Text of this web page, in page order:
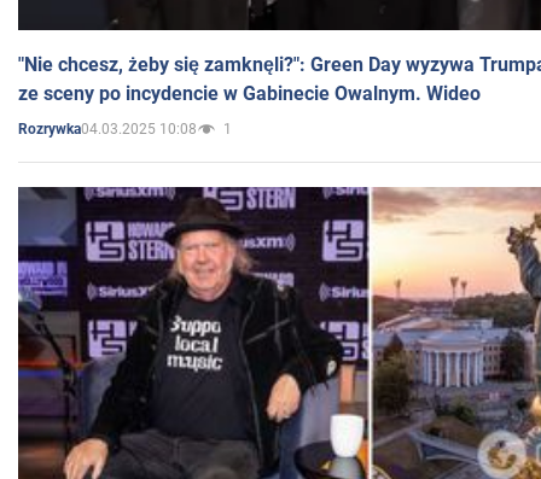
"Nie chcesz, żeby się zamknęli?": Green Day wyzywa
ze sceny po incydencie w Gabinecie Owalnym. Wideo
Rozrywka04.03.2025 10:08 1